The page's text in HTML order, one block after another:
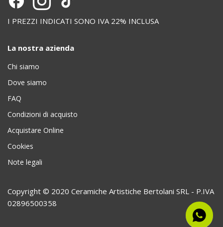
I PREZZI INDICATI SONO IVA 22% INCLUSA
La nostra azienda
Chi siamo
Dove siamo
FAQ
Condizioni di acquisto
Acquistare Online
Cookies
Note legali
Copyright © 2020 Ceramiche Artistiche Bertolani SRL - P.IVA
02896500358